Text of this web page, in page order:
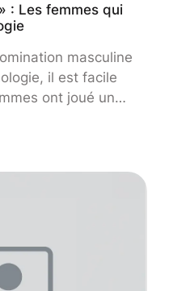
: Les femmes qui
masculine
il est facile
ont joué un
300 ans.